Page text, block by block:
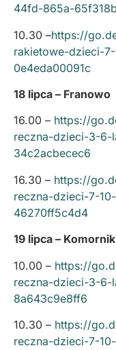
44fd-865a-
10.30 –https://
rakietowe-dzieci-
0e4eda00091c
18 lipca –
16.00 – https://
reczna-dzieci-3-6-
34c2acbecec6
16.30 – https://
reczna-dzieci-7-
46270ff5c4d4
19 lipca –
10.00 – https://
reczna-dzieci-3-
8a643c9e8ff6
10.30 – https://
reczna-dzieci-7-